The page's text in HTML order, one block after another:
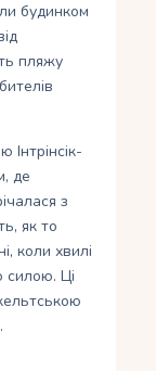
будинком
пляжу
де
з
як то
коли хвилі
силою. Ці